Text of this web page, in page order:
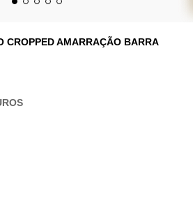
CROPPED AMARRAÇÃO BARRA